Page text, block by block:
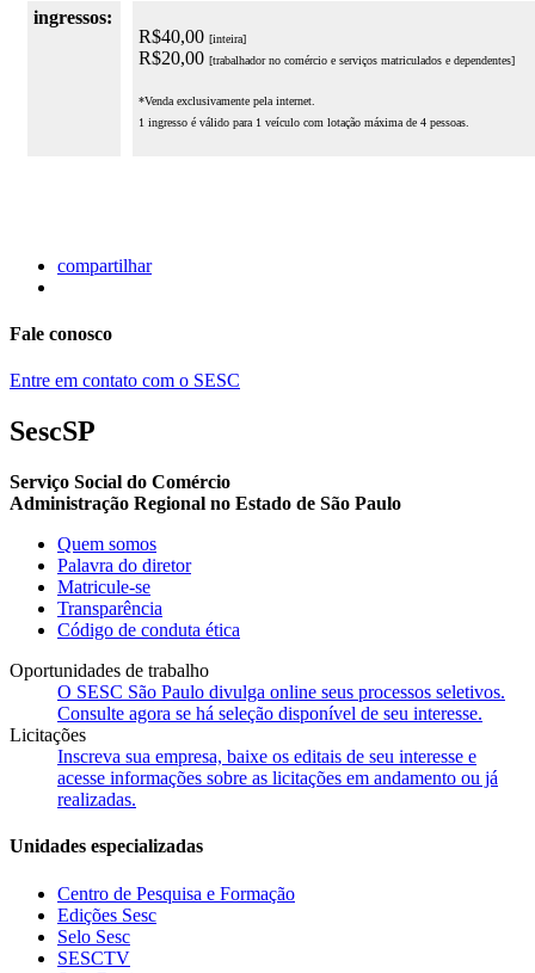
ingressos:
R$40,00 [inteira]
R$20,00 [trabalhador no comércio e serviços matriculados e dependentes]
*Venda exclusivamente pela internet.
1 ingresso é válido para 1 veículo com lotação máxima de 4 pessoas.
compartilhar
Fale conosco
Entre em contato com o SESC
SescSP
Serviço Social do Comércio
Administração Regional no Estado de São Paulo
Quem somos
Palavra do diretor
Matricule-se
Transparência
Código de conduta ética
Oportunidades de trabalho
O SESC São Paulo divulga online seus processos seletivos.
Consulte agora se há seleção disponível de seu interesse.
Licitações
Inscreva sua empresa, baixe os editais de seu interesse e
acesse informações sobre as licitações em andamento ou já
realizadas.
Unidades especializadas
Centro de Pesquisa e Formação
Edições Sesc
Selo Sesc
SESCTV